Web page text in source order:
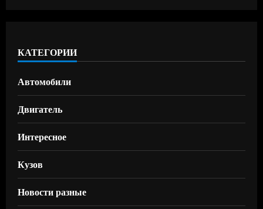
КАТЕГОРИИ
Автомобили
Двигатель
Интересное
Кузов
Новости разные